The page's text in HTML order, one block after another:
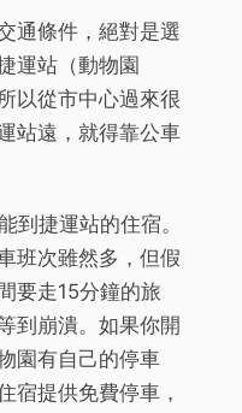
通條件，絕對是選
運站（動物園
以從市中心過來很
站遠，就得靠公車
到捷運站的住宿。
班次雖然多，但假
要走15分鐘的旅
到崩潰。如果你開
園有自己的停車
宿提供免費停車，